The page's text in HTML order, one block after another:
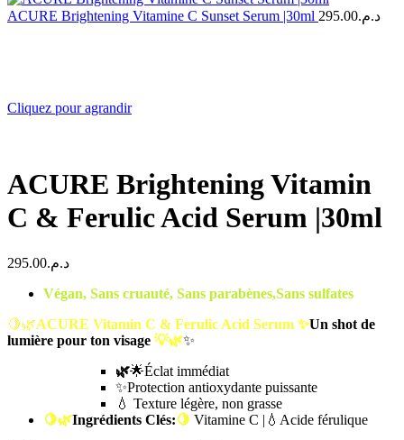
ACURE Brightening Vitamine C Sunset Serum |30ml د.م.295.00
Cliquez pour agrandir
ACURE Brightening Vitamin
C & Ferulic Acid Serum |30ml
د.م.295.00
Végan, Sans cruauté, Sans parabènes,Sans sulfates
🍋🌿ACURE Vitamin C & Ferulic Acid Serum ✨Un shot de
lumière pour ton visage 💡🌿✨
🌿🌟Éclat immédiat
✨Protection antioxydante puissante
💧 Texture légère, non grasse
🍋🌿Ingrédients Clés:🍋 Vitamine C |💧Acide férulique